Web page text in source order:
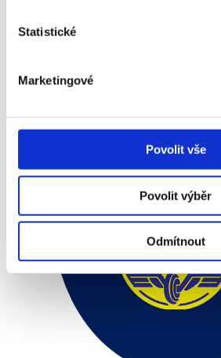
Statistické
Marketingové
Povolit vše
Povolit výběr
Odmítnout
Břeclav